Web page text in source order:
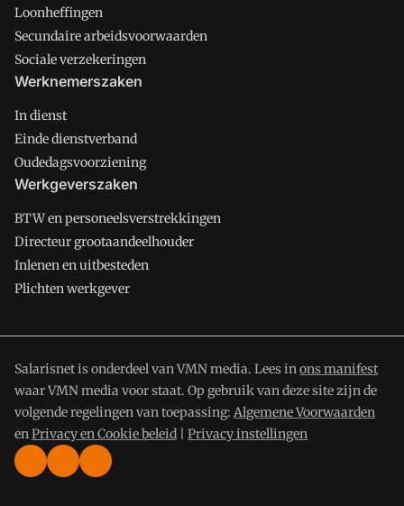
Loonheffingen
Secundaire arbeidsvoorwaarden
Sociale verzekeringen
Werknemerszaken
In dienst
Einde dienstverband
Oudedagsvoorziening
Werkgeverszaken
BTW en personeelsverstrekkingen
Directeur grootaandeelhouder
Inlenen en uitbesteden
Plichten werkgever
Salarisnet is onderdeel van VMN media. Lees inons manifest
waar VMN media voor staat. Op gebruik van deze site zijn de
volgende regelingen van toepassing: Algemene Voorwaarden
enPrivacy en Cookie beleid Privacy instellingen